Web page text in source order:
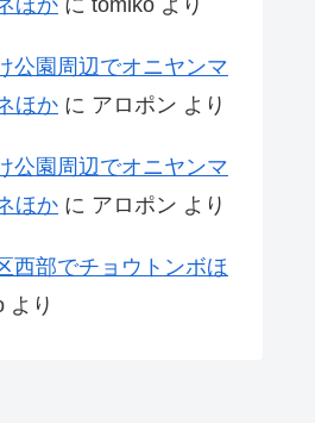
公園周辺でオニヤンマ
ほか に アロポン より
公園周辺でオニヤンマ
ほか に アロポン より
西部でチョウトンボほ
より